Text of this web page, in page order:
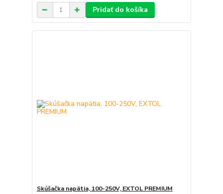
Pridať do košíka
Skúšačka napätia, 100-250V, EXTOL PREMIUM